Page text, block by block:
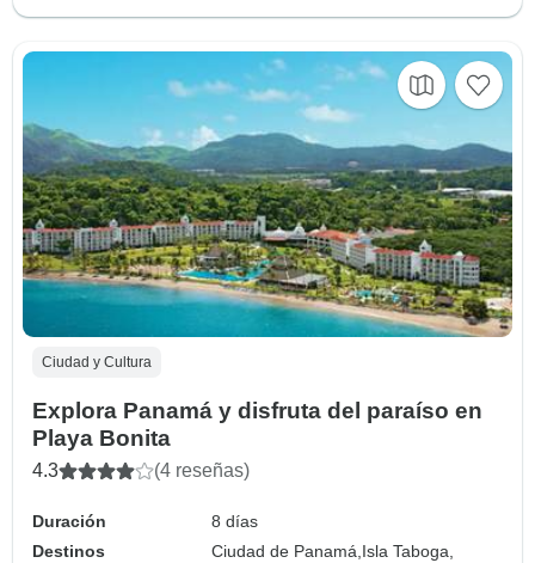
Ciudad y Cultura
Explora Panamá y disfruta del paraíso en
Playa Bonita
4.3 (4 reseñas)
Duración
8 días
Destinos
Ciudad de Panamá, Isla Taboga,